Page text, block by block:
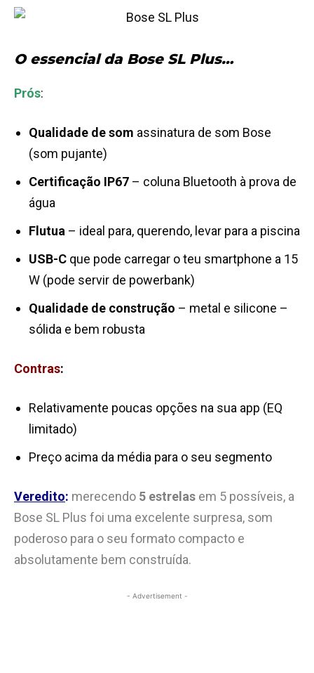
O essencial da Bose SL Plus…
Prós:
Qualidade de som assinatura de som Bose
(som pujante)
Certificação IP67 – coluna Bluetooth à prova de
água
Flutua – ideal para, querendo, levar para a piscina
USB-C que pode carregar o teu smartphone a 15
W (pode servir de powerbank)
Qualidade de construção – metal e silicone –
sólida e bem robusta
Contras:
Relativamente poucas opções na sua app (EQ
limitado)
Preço acima da média para o seu segmento
Veredito: merecendo 5 estrelas em 5 possíveis, a
Bose SL Plus foi uma excelente surpresa, som
poderoso para o seu formato compacto e
absolutamente bem construída.
- Advertisement -